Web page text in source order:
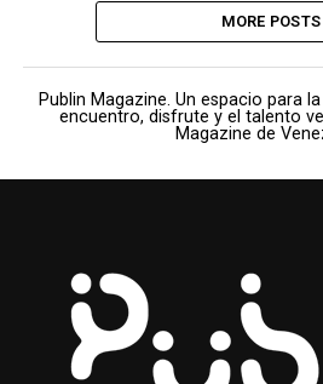
MORE POSTS
Publin Magazine. Un espacio para
encuentro, disfrute y el talento
Magazine de